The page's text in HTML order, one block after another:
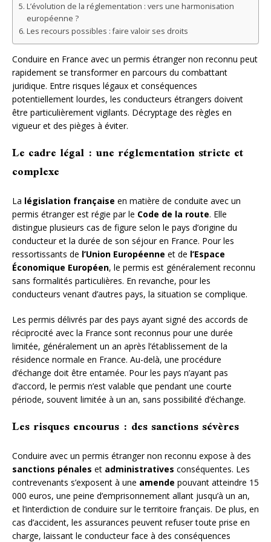
L’évolution de la réglementation : vers une harmonisation
européenne ?
Les recours possibles : faire valoir ses droits
Conduire en France avec un permis étranger non reconnu peut
rapidement se transformer en parcours du combattant
juridique. Entre risques légaux et conséquences
potentiellement lourdes, les conducteurs étrangers doivent
être particulièrement vigilants. Décryptage des règles en
vigueur et des pièges à éviter.
Le cadre légal : une réglementation stricte et
complexe
La législation française en matière de conduite avec un
permis étranger est régie par le Code de la route. Elle
distingue plusieurs cas de figure selon le pays d’origine du
conducteur et la durée de son séjour en France. Pour les
ressortissants de l’Union Européenne et de l’Espace
Économique Européen, le permis est généralement reconnu
sans formalités particulières. En revanche, pour les
conducteurs venant d’autres pays, la situation se complique.
Les permis délivrés par des pays ayant signé des accords de
réciprocité avec la France sont reconnus pour une durée
limitée, généralement un an après l’établissement de la
résidence normale en France. Au-delà, une procédure
d’échange doit être entamée. Pour les pays n’ayant pas
d’accord, le permis n’est valable que pendant une courte
période, souvent limitée à un an, sans possibilité d’échange.
Les risques encourus : des sanctions sévères
Conduire avec un permis étranger non reconnu expose à des
sanctions pénales et administratives conséquentes. Les
contrevenants s’exposent à une amende pouvant atteindre 15
000 euros, une peine d’emprisonnement allant jusqu’à un an,
et l’interdiction de conduire sur le territoire français. De plus, en
cas d’accident, les assurances peuvent refuser toute prise en
charge, laissant le conducteur face à des conséquences